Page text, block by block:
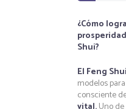
¿Cómo
Shui?
El Feng Shui
modelos
consciente